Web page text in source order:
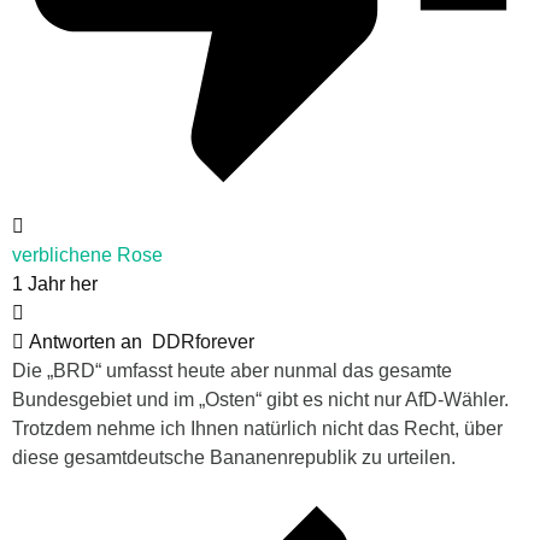
verblichene Rose
1 Jahr her
Antworten an
DDRforever
Die „BRD“ umfasst heute aber nunmal das gesamte
Bundesgebiet und im „Osten“ gibt es nicht nur AfD-Wähler.
Trotzdem nehme ich Ihnen natürlich nicht das Recht, über
diese gesamtdeutsche Bananenrepublik zu urteilen.